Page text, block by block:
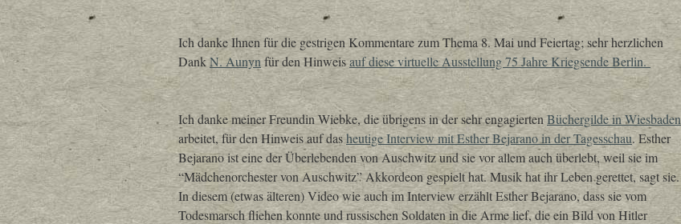
Ich danke Ihnen für die gestrigen Kommentare zum Thema 8. Mai und Feiertag; sehr herzlichen
DankN. Aunynfür den Hinweisauf diese virtuelle Ausstellung 75 Jahre Kriegsende Berlin.
Ich danke meiner Freundin Wiebke, die übrigens in der sehr engagiertenBüchergilde in Wiesbaden
arbeitet, für den Hinweis auf dasheutige Interview mit Esther Bejarano in der Tagesschau. Esther
Bejarano ist eine der Überlebenden von Auschwitz und sie vor allem auch überlebt, weil sie im
“Mädchenorchester von Auschwitz” Akkordeon gespielt hat. Musik hat ihr Leben gerettet, sagt sie.
In diesem (etwas älteren) Video wie auch im Interview erzählt Esther Bejarano, dass sie vom
Todesmarsch fliehen konnte und russischen Soldaten in die Arme lief, die ein Bild von Hitler